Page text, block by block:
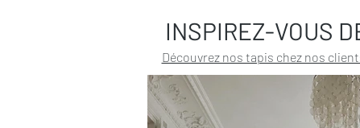
INSPIREZ-VOUS
Découvrez nos tapis chez nos